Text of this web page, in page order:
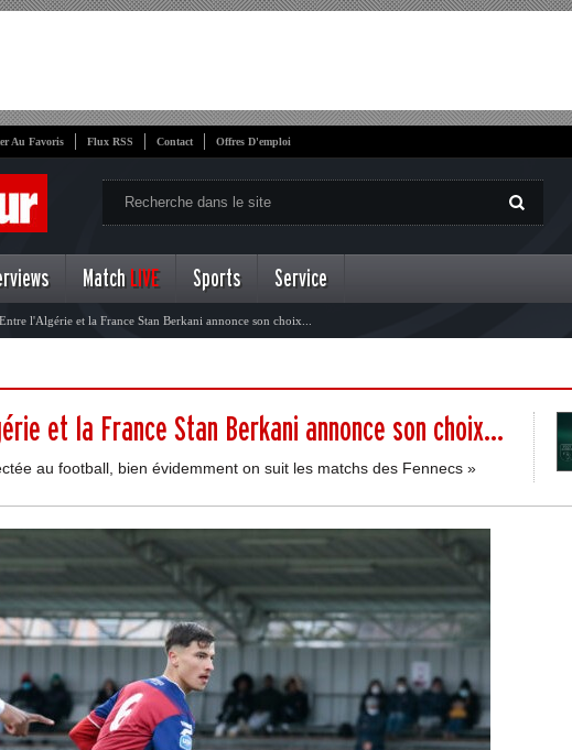
Au Favoris Flux RSS Contact Offres D'emploi
Match LIVE Sports Service
l'Algérie et la France Stan Berkani annonce son choix...
et la France Stan Berkani annonce son choix...
au football, bien évidemment on suit les matchs des Fennecs »